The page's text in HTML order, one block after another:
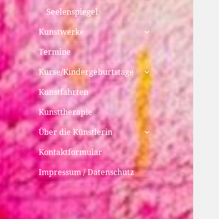
Seelenspiegel
Kunstwerke
untermenü
anzeigen
Termine
Kurse/Kindergeburtstage untermenü
anzeigen
Kunstfahrten
Kunsttherapie
Über die Künstlerin
untermenü
anzeigen
Kontaktformular
Impressum / Datenschutz